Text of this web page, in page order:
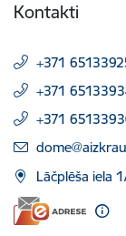
Kontakti
+371
+371
+371
E-pasts:
Lāčplēša iela